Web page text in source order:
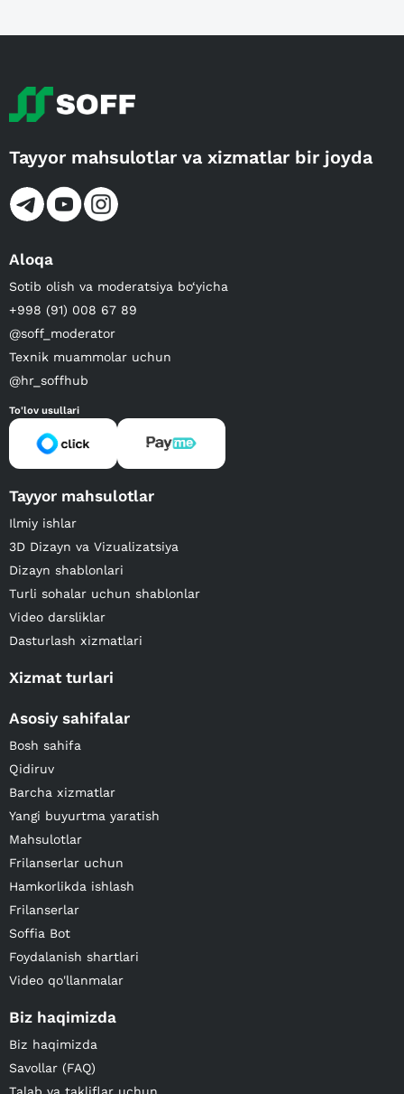
Tayyor mahsulotlar va xizmatlar bir joyda
Aloqa
Sotib olish va moderatsiya bo‘yicha
+998 (91) 008 67 89
@soff_moderator
Texnik muammolar uchun
@hr_soffhub
To'lov usullari
Tayyor mahsulotlar
Ilmiy ishlar
3D Dizayn va Vizualizatsiya
Dizayn shablonlari
Turli sohalar uchun shablonlar
Video darsliklar
Dasturlash xizmatlari
Xizmat turlari
Asosiy sahifalar
Bosh sahifa
Qidiruv
Barcha xizmatlar
Yangi buyurtma yaratish
Mahsulotlar
Frilanserlar uchun
Hamkorlikda ishlash
Frilanserlar
Soffia Bot
Foydalanish shartlari
Video qo'llanmalar
Biz haqimizda
Biz haqimizda
Savollar (FAQ)